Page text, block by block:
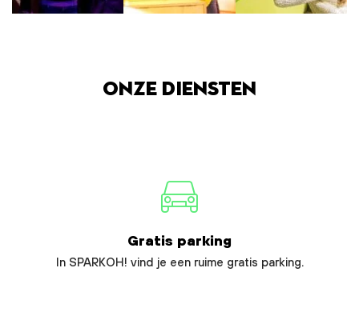
Onze diensten
Gratis parking
In SPARKOH! vind je een ruime gratis parking.